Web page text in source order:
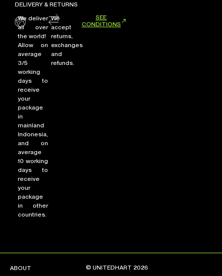
DELIVERY & RETURNS
We deliver
all over
the world!
Allow on
average
3/5
working
days to
receive
your
package
in
mainland
Indonesia,
and on
average
10 working
days to
receive
your
package
in other
countries.
We
accept
returns,
exchanges
and
refunds.
SEE
CONDITIONS
ABOUT
© UNITEDHART 2026